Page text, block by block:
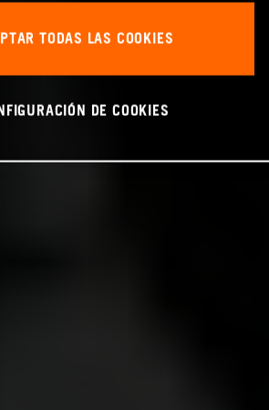
TODAS LAS COOKIES
DE COOKIES